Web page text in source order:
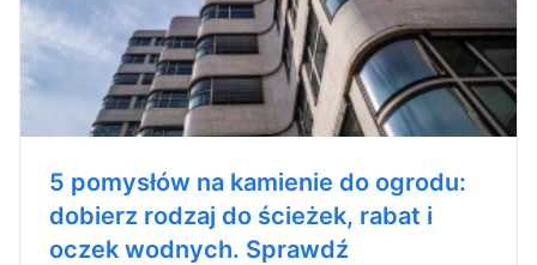
5 pomysłów na kamienie do ogrodu:
dobierz rodzaj do ścieżek, rabat i
oczek wodnych. Sprawdź